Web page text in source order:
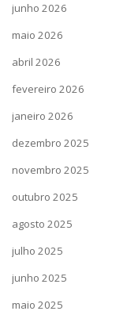
junho 2026
maio 2026
abril 2026
fevereiro 2026
janeiro 2026
dezembro 2025
novembro 2025
outubro 2025
agosto 2025
julho 2025
junho 2025
maio 2025